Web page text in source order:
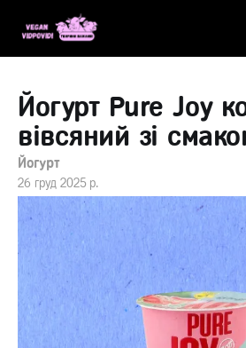
Йогурт Pure Joy
вівсяний зі
Йогурт
26 груд 2025 р.